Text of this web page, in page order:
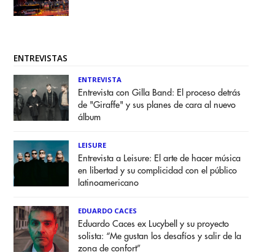
ENTREVISTAS
ENTREVISTA
Entrevista con Gilla Band: El proceso detrás
de "Giraffe" y sus planes de cara al nuevo
álbum
LEISURE
Entrevista a Leisure: El arte de hacer música
en libertad y su complicidad con el público
latinoamericano
EDUARDO CACES
Eduardo Caces ex Lucybell y su proyecto
solista: “Me gustan los desafíos y salir de la
zona de confort”